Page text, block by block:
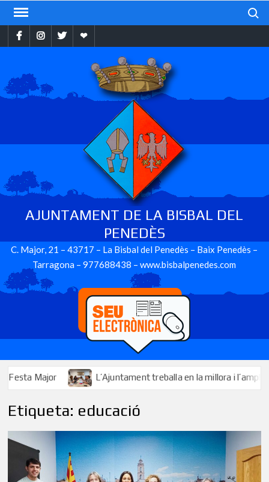
Skip
contentFacebookInstragram
TwitterEbando
AJUNTAMENT DE LA BISBAL DEL
PENEDÈS
C. Major, 21 – 43717 – La Bisbal del Penedès – Baix Penedès –
Tarragona – 977688438 – www.bisbalpenedes.com
L’Ajuntament treballa en la millora i l’ampliació dels serveis
Etiqueta: educació